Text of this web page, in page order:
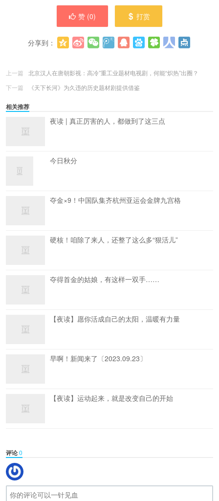
赞 (0) 打赏
分享到：
上一篇
北京汉人在唐朝影视：高冷”重工业题材电视剧，何能“炽热”出圈？
下一篇
《天下长河》为久违的历史题材剧提供借鉴
相关推荐
夜读 | 真正厉害的人，都做到了这三点
今日秋分
夺金×9！中国队集齐杭州亚运会金牌九宫格
硬核！咱除了来人，还整了这么多“狠活儿”
夺得首金的姑娘，有这样一双手……
【夜读】愿你活成自己的太阳，温暖有力量
早啊！新闻来了〔2023.09.23〕
【夜读】运动起来，就是改变自己的开始
评论0